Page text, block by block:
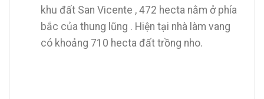
khu đất San Vicente , 472 hecta nằm ở phía
bắc của thung lũng . Hiện tại nhà làm vang
có khoảng 710 hecta đất trồng nho.